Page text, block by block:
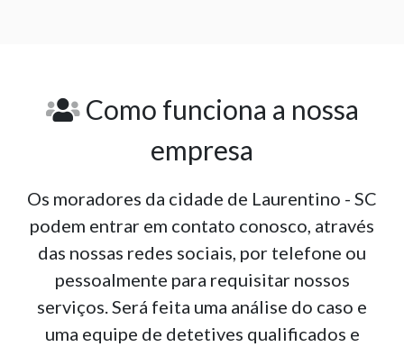
Como funciona a nossa
empresa
Os moradores da cidade de Laurentino - SC
podem entrar em contato conosco, através
das nossas redes sociais, por telefone ou
pessoalmente para requisitar nossos
serviços. Será feita uma análise do caso e
uma equipe de detetives qualificados e